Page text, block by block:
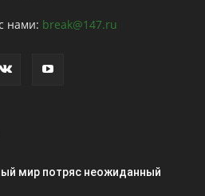
нами: break@147.ru
мир потряс неожиданный